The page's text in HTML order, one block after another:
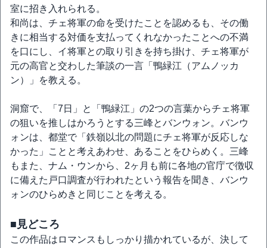
室に招き入れられる。
和尚は、チェ将軍の命を受けたことを認めるも、その働
きに相当する対価を支払ってくれなかったことへの不満
を口にし、イ将軍との取り引きを持ち掛け、チェ将軍が
元の高官と交わした筆談の一言「鴨緑江（アムノッカ
ン）」を教える。
洞窟で、「7日」と「鴨緑江」の2つの言葉からチェ将軍
の狙いを推しはかろうとする三峰とバンウォン。バンウ
ォンは、都堂で「鉄嶺以北の問題にチェ将軍が反応しな
かった」ことと考えあわせ、あることをひらめく。三峰
もまた、ナム・ウンから、2ヶ月も前に各地の官庁で徴収
に備えた戸口調査が行われたという報告を聞き、バンウ
ォンのひらめきと同じことを考える。
■見どころ
この作品はロマンスもしっかり描かれているが、決して